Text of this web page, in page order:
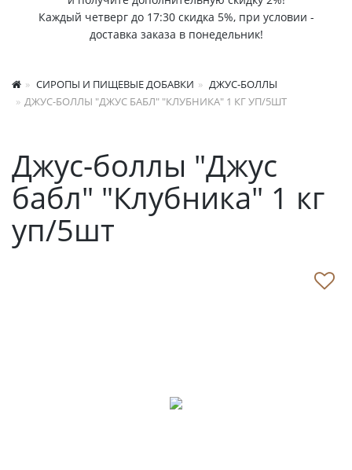
Каждый четверг до 17:30 скидка 5%, при условии -
доставка заказа в понедельник!
СИРОПЫ И ПИЩЕВЫЕ ДОБАВКИ
ДЖУС-БОЛЛЫ
ДЖУС-БОЛЛЫ "ДЖУС БАБЛ" "КЛУБНИКА" 1 КГ УП/5ШТ
Джус-боллы "Джус
бабл" "Клубника" 1 кг
уп/5шт